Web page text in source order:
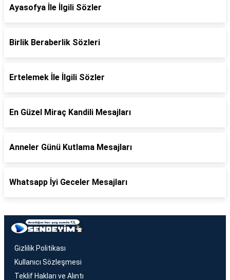
Ayasofya İle İlgili Sözler
Birlik Beraberlik Sözleri
Ertelemek İle İlgili Sözler
En Güzel Miraç Kandili Mesajları
Anneler Günü Kutlama Mesajları
Whatsapp İyi Geceler Mesajları
Gizlilik Politikası
Kullanıcı Sözleşmesi
Teklif Hakları ve Alıntı